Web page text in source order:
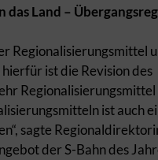
Land –
Regionalisierungsmittel
ist die Revision des
ist auch
sagte
der S-Bahn des